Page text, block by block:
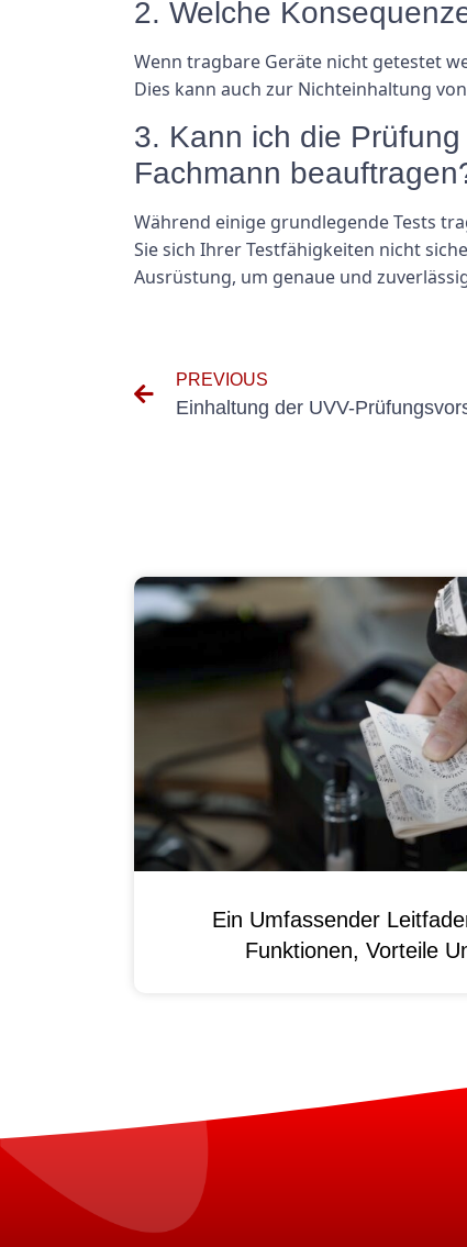
2. Welche
Wenn tragbare Geräte nicht getestet
Dies kann auch zur Nichteinhaltung
3. Kann ich die
Fachmann
Während einige grundlegende Tests
Sie sich Ihrer Testfähigkeiten nicht
Ausrüstung, um genaue und
PREVIOUS
Ein Umfassender
Funktionen, Vorteile